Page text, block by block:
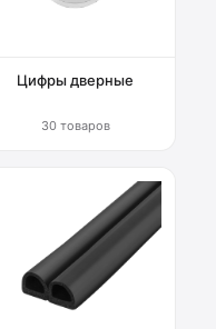
Цифры дверные
30 товаров